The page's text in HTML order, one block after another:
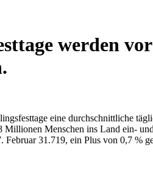
werden
eine durchschnittliche
Menschen ins Land ein-
31.719, ein Plus von 0,7 %